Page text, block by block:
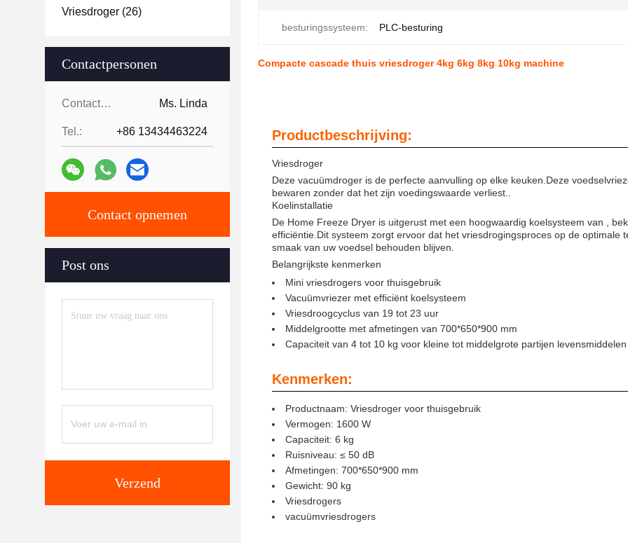
Vriesdroger (26)
Contactpersonen
Contactpersonen: Ms. Linda
Tel.: +86 13434463224
Contact opnemen
Post ons
Verzend
besturingssysteem: PLC-besturing
Compacte cascade thuis vriesdroger 4kg 6kg 8kg 10kg machine
Productbeschrijving:
Vriesdroger
Deze vacuümdroger is de perfecte aanvulling op elke keuken.Deze
bewaren zonder dat het zijn voedingswaarde verliest..
Koelinstallatie
De Home Freeze Dryer is uitgerust met een hoogwaardig koelsysteem van ,
efficiëntie.Dit systeem zorgt ervoor dat het vriesdrogingsproces op de optimale
smaak van uw voedsel behouden blijven.
Belangrijkste kenmerken
Mini vriesdrogers voor thuisgebruik
Vacuümvriezer met efficiënt koelsysteem
Vriesdroogcyclus van 19 tot 23 uur
Middelgrootte met afmetingen van 700*650*900 mm
Capaciteit van 4 tot 10 kg voor kleine tot middelgrote partijen levensmiddelen
Kenmerken:
Productnaam: Vriesdroger voor thuisgebruik
Vermogen: 1600 W
Capaciteit: 6 kg
Ruisniveau: ≤ 50 dB
Afmetingen: 700*650*900 mm
Gewicht: 90 kg
Vriesdrogers
vacuümvriesdrogers